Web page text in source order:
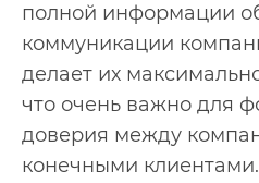
полной информации
коммуникации
делает их
что очень важно для
доверия между
конечными клиентами.